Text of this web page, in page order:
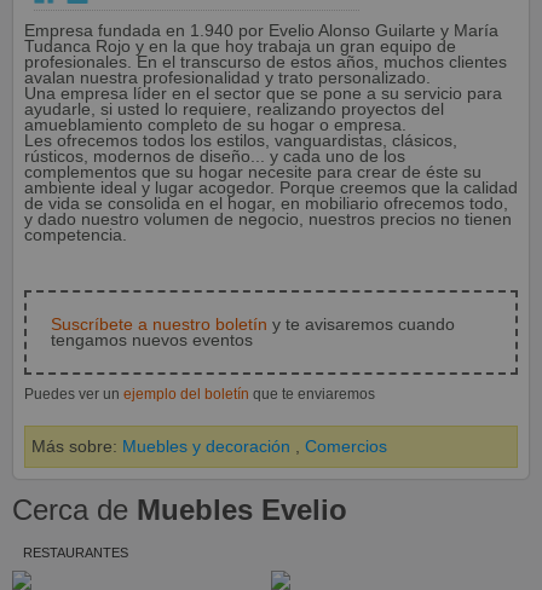
Empresa fundada en 1.940 por Evelio Alonso Guilarte y María
Tudanca Rojo y en la que hoy trabaja un gran equipo de
profesionales. En el transcurso de estos años, muchos clientes
avalan nuestra profesionalidad y trato personalizado.
Una empresa líder en el sector que se pone a su servicio para
ayudarle, si usted lo requiere, realizando proyectos del
amueblamiento completo de su hogar o empresa.
Les ofrecemos todos los estilos, vanguardistas, clásicos,
rústicos, modernos de diseño... y cada uno de los
complementos que su hogar necesite para crear de éste su
ambiente ideal y lugar acogedor. Porque creemos que la calidad
de vida se consolida en el hogar, en mobiliario ofrecemos todo,
y dado nuestro volumen de negocio, nuestros precios no tienen
competencia.
Suscríbete a nuestro boletín y te avisaremos cuando
tengamos nuevos eventos
Puedes ver un ejemplo del boletín que te enviaremos
Más sobre: Muebles y decoración Comercios
Cerca de Muebles Evelio
RESTAURANTES